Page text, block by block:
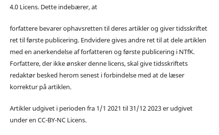
4.0 Licens. Dette indebærer, at
forfattere bevarer ophavsretten til deres artikler og giver tidsskriftet
ret til første publicering. Endvidere gives andre ret til at dele artiklen
med en anerkendelse af forfatteren og første publicering i NTfK.
Forfattere, der ikke ønsker denne licens, skal give tidsskriftets
redaktør besked herom senest i forbindelse med at de læser
korrektur på artiklen.
Artikler udgivet i perioden fra 1/1 2021 til 31/12 2023 er udgivet
under en CC-BY-NC Licens.